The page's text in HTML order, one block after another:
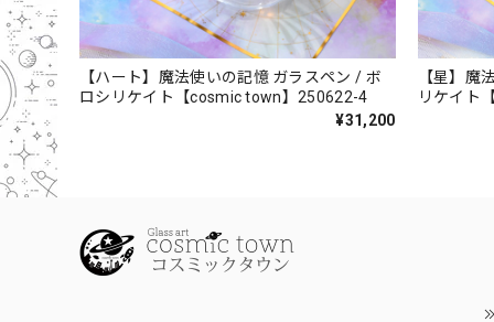
【ハート】魔法使いの記憶 ガラスペン / ボ
ロシリケイト【cosmic town】250622-4
¥31,200
【星】魔
リケイト